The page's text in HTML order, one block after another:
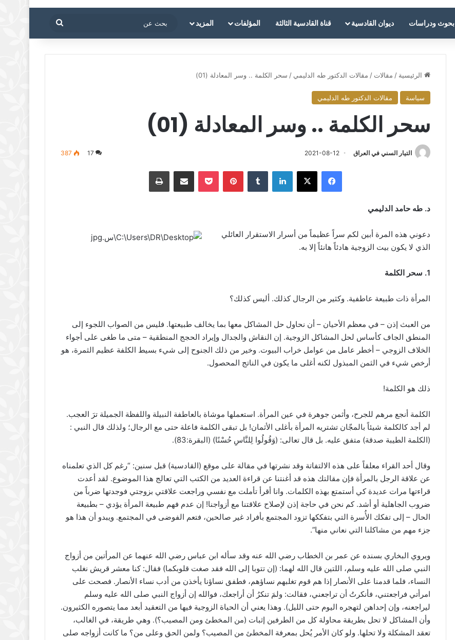
بحوث ودراسات ديوان القادسية قناة القادسية الثالثة المؤلفات المزيد
عن
الرئيسية / مقالات / مقالات الدكتور طه الدليمي / سحر الكلمة .. وسر المعادلة (01)
سياسة مقالات الدكتور طه الدليمي
سحر الكلمة .. وسر المعادلة (01)
التيار السني في العراق 2021-08-12
17
387
فيسبوك لينكدإن بينتيريست
د. طه حامد الدليمي
دعوني هذه المرة أبين لكم سراً عظيماً من أسرار الاستقرار العائلي
الذي لا يكون بيت الزوجية هادئاً هانئاً إلا به.
1. سحر الكلمة
المرأة ذات طبيعة عاطفية. وكثير من الرجال كذلك. أليس كذلك؟
من العبث إذن – في معظم الأحيان – أن نحاول حل المشاكل معها بما يخالف طبيعتها. فليس من الصواب اللجوء إلى
المنطق الجاف كأساس لحل المشاكل الزوجية. إن النقاش والجدال وإيراد الحجج المنطقية – متى ما طغى على أجواء
الخلاف الزوجي – أخطر عامل من عوامل خراب البيوت. وخير من ذلك الجنوح إلى شيء بسيط الكلفة عظيم الثمرة، هو
أرخص شيء في الثمن المبذول لكنه أغلى ما يكون في الناتج المحصول.
ذلك هو الكلمة!
الكلمة أنجع مرهم للجرح، وأثمن جوهرة في عين المرأة. استعملها موشاة بالعاطفة النبيلة واللفظة الجميلة ترَ العجب.
لم أجد كالكلمة شيئاً بالمجّان تشتريه المرأة بأغلى الأثمان! بل تبقى الكلمة فاعلة حتى مع الرجال؛ ولذلك قال النبي :
(الكلمة الطيبة صدقة) متفق عليه. بل قال تعالى: (وَقُولُوا لِلنَّاسِ حُسْنًا) (البقرة:83).
وقال أحد القراء معلقاً على هذه الالتفاتة وقد نشرتها في مقالة على موقع (القادسية) قبل سنين: “رغم كل الذي تعلمناه
عن علاقة الرجل بالمرأة فإن مقالتك هذه قد أغنتنا عن قراءة العديد من الكتب التي تعالج هذا الموضوع. لقد أعدت
قراءتها مرات عديدة كي أستمتع بهذه الكلمات. وانا أقرأ تأملت مع نفسي وراجعت علاقتي بزوجتي فوجدتها ضرباً من
ضروب الجاهلية أو أشد. كم نحن في حاجة إذن لإصلاح علاقتنا مع أزواجنا! إن عدم فهم طبيعة المرأة يؤدي – بطبيعة
الحال – إلى تفكك الأُسرة التي بتفككها تزود المجتمع بأفراد غير صالحين، فتعم الفوضى في المجتمع. ويبدو أن هذا هو
جزء مهم من مشاكلنا التي نعاني منها”.
ويروي البخاري بسنده عن عمر بن الخطاب رضي الله عنه وقد سأله ابن عباس رضي الله عنهما عن المرأتين من أزواج
النبي صلى الله عليه وسلم، اللتين قال الله لهما: (إن تتوبا إلى الله فقد صغت قلوبكما) فقال: كنا معشر قريش نغلب
النساء، فلما قدمنا على الأنصار إذا هم قوم تغلبهم نساؤهم، فطفق نساؤنا يأخذن من أدب نساء الأنصار. فصحت على
امرأتي فراجعتني، فأنكرتُ أن تراجعني، فقالت: ولمَ تنكرُ أن أراجعك، فوالله إن أزواج النبي صلى الله عليه وسلم
ليراجعنه، وإن إحداهن لتهجره اليوم حتى الليل). وهذا يعني أن الحياة الزوجية فيها من التعقيد أبعد مما يتصوره الكثيرون.
وأن المشاكل لا تحل بطريقة محاولة كل من الطرفين إثبات (من المخطئ ومن المصيب؟). وهي طريقة، في الغالب،
تعقد المشكلة ولا تحلها. ولو كان الأمر يُحل بمعرفة المخطئ من المصيب؟ ولمن الحق وعلى من؟ ما كانت أزواجه صلى